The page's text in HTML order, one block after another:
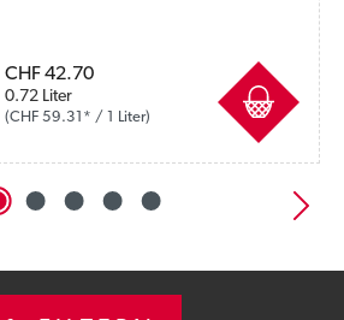
0.72 Liter
(CHF 59.31* / 1 Liter)
CHF 42.70
Preise inkl. MwSt. zzgl. Versandkosten